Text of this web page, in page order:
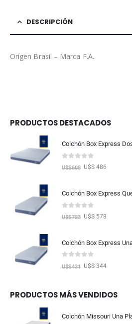
DESCRIPCIÓN
Orígen Brasil – Marca F.A.
PRODUCTOS DESTACADOS
Colchón Box Express
out of 5
U$S608 U$S 486
Colchón Box Express
out of 5
U$S723 U$S 578
Colchón Box Express
out of 5
U$S431 U$S 344
PRODUCTOS MÁS VENDIDOS
Colchón Missouri Una